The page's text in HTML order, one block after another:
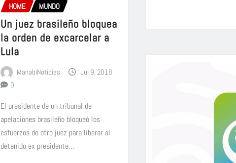
HOME MUNDO
Un juez brasileño bloquea
la orden de excarcelar a
Lula
ManabiNoticias
Jul 9, 2018
0
El presidente de un tribunal de
apelaciones brasileño bloqueó los
esfuerzos de otro juez para liberar al
detenido ex presidente…